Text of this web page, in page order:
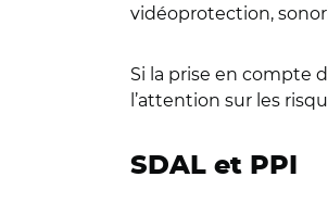
vidéoprotection,
Si la prise en compte
l’attention sur les
SDAL et PPI